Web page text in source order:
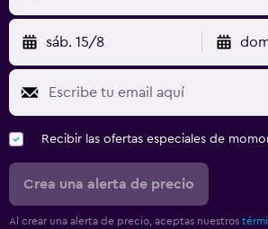
sáb. 15/8
Recibir las ofertas especiales de
Crea una alerta de precio
Al crear una alerta de precio, aceptas nuestros